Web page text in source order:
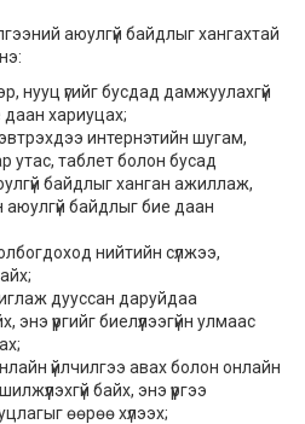
аюулгүй байдлыг хангахтай
нууц үгийг бусдад дамжуулахгүй
хариуцах;
интернэтийн шугам,
утас, таблет болон бусад
байдлыг ханган ажиллаж,
байдлыг бие даан
нийтийн сүлжээ,
дууссан даруйдаа
үүргийг биелүүлээгүйн улмаас
үйлчилгээ авах болон онлайн
байх, энэ үүргээ
өөрөө хүлээх;